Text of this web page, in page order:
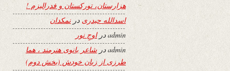
هزارستان، تورکستان و فدرالیزم !
اسدالله حیدری درنمکدان
adminدراوجِ نور
adminدر شاعر بانوی هنرمند ، هما
طرزی از زبان خودش (بخش دوم)